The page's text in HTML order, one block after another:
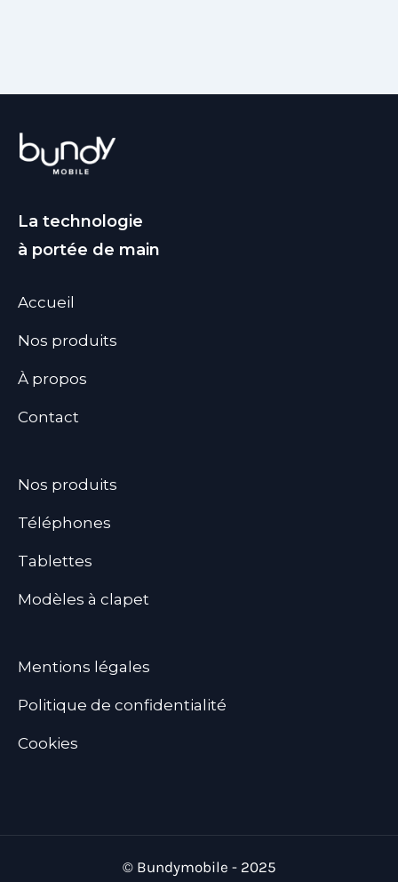
La technologie
à portée de main
Accueil
Nos produits
À propos
Contact
Nos produits
Téléphones
Tablettes
Modèles à clapet
Mentions légales
Politique de confidentialité
Cookies
© Bundymobile - 2025